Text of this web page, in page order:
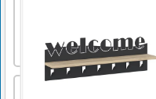
kot
znana
piramida v strokovnih kr [...]